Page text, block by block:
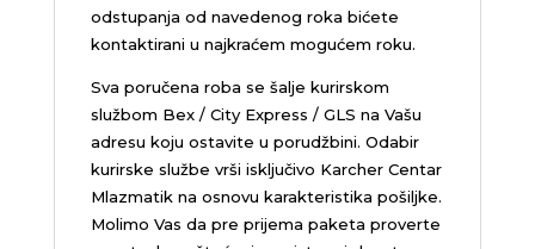
odstupanja od navedenog roka bićete
kontaktirani u najkraćem mogućem roku.
Sva poručena roba se šalje kurirskom
službom Bex / City Express / GLS na Vašu
adresu koju ostavite u porudžbini. Odabir
kurirske službe vrši isključivo Karcher Centar
Mlazmatik na osnovu karakteristika pošiljke.
Molimo Vas da pre prijema paketa proverte